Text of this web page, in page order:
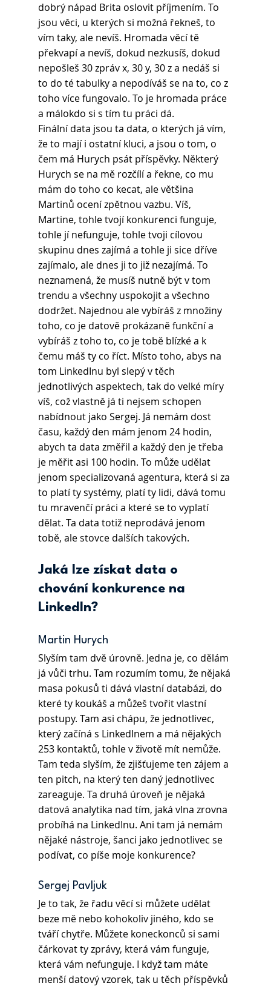
dobrý nápad Brita oslovit příjmením. To
jsou věci, u kterých si možná řekneš, to
vím taky, ale nevíš. Hromada věcí tě
překvapí a nevíš, dokud nezkusíš, dokud
nepošleš 30 zpráv x, 30 y, 30 z a nedáš si
to do té tabulky a nepodíváš se na to, co z
toho více fungovalo. To je hromada práce
a málokdo si s tím tu práci dá.
Finální data jsou ta data, o kterých já vím,
že to mají i ostatní kluci, a jsou o tom, o
čem má Hurych psát příspěvky. Některý
Hurych se na mě rozčílí a řekne, co mu
mám do toho co kecat, ale většina
Martinů ocení zpětnou vazbu. Víš,
Martine, tohle tvojí konkurenci funguje,
tohle jí nefunguje, tohle tvoji cílovou
skupinu dnes zajímá a tohle ji sice dříve
zajímalo, ale dnes ji to již nezajímá. To
neznamená, že musíš nutně být v tom
trendu a všechny uspokojit a všechno
dodržet. Najednou ale vybíráš z množiny
toho, co je datově prokázaně funkční a
vybíráš z toho to, co je tobě blízké a k
čemu máš ty co říct. Místo toho, abys na
tom LinkedInu byl slepý v těch
jednotlivých aspektech, tak do velké míry
víš, což vlastně já ti nejsem schopen
nabídnout jako Sergej. Já nemám dost
času, každý den mám jenom 24 hodin,
abych ta data změřil a každý den je třeba
je měřit asi 100 hodin. To může udělat
jenom specializovaná agentura, která si za
to platí ty systémy, platí ty lidi, dává tomu
tu mravenčí práci a které se to vyplatí
dělat. Ta data totiž neprodává jenom
tobě, ale stovce dalších takových.
Jaká lze získat data o
chování konkurence na
LinkedIn?
Martin Hurych
Slyším tam dvě úrovně. Jedna je, co dělám
já vůči trhu. Tam rozumím tomu, že nějaká
masa pokusů ti dává vlastní databázi, do
které ty koukáš a můžeš tvořit vlastní
postupy. Tam asi chápu, že jednotlivec,
který začíná s LinkedInem a má nějakých
253 kontaktů, tohle v životě mít nemůže.
Tam teda slyším, že zjišťujeme ten zájem a
ten pitch, na který ten daný jednotlivec
zareaguje. Ta druhá úroveň je nějaká
datová analytika nad tím, jaká vlna zrovna
probíhá na LinkedInu. Ani tam já nemám
nějaké nástroje, šanci jako jednotlivec se
podívat, co píše moje konkurence?
Sergej Pavljuk
Je to tak, že řadu věcí si můžete udělat
beze mě nebo kohokoliv jiného, kdo se
tváří chytře. Můžete koneckonců si sami
čárkovat ty zprávy, která vám funguje,
která vám nefunguje. I když tam máte
menší datový vzorek, tak u těch příspěvků